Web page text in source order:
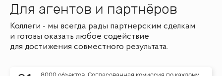
Для агентов и партнёров
Коллеги - мы всегда рады партнерским сделкам
и готовы оказать любое содействие
для достижения совместного результата.